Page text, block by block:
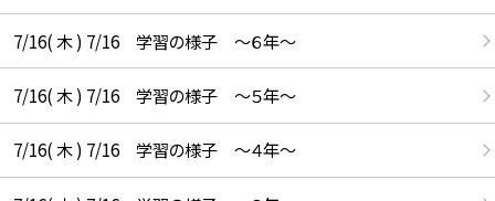
7/16( 木 ) 7/16 学習の様子 ～６年～
7/16( 木 ) 7/16 学習の様子 ～５年～
7/16( 木 ) 7/16 学習の様子 ～４年～